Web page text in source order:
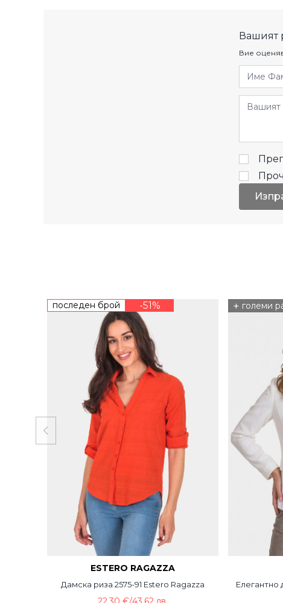
Вашият
Вие
Име
Отзиви
последен брой -51%
ESTERO RAGAZZA
Дамска риза 2575-91 Estero Ragazza
+ големи
Елегантно